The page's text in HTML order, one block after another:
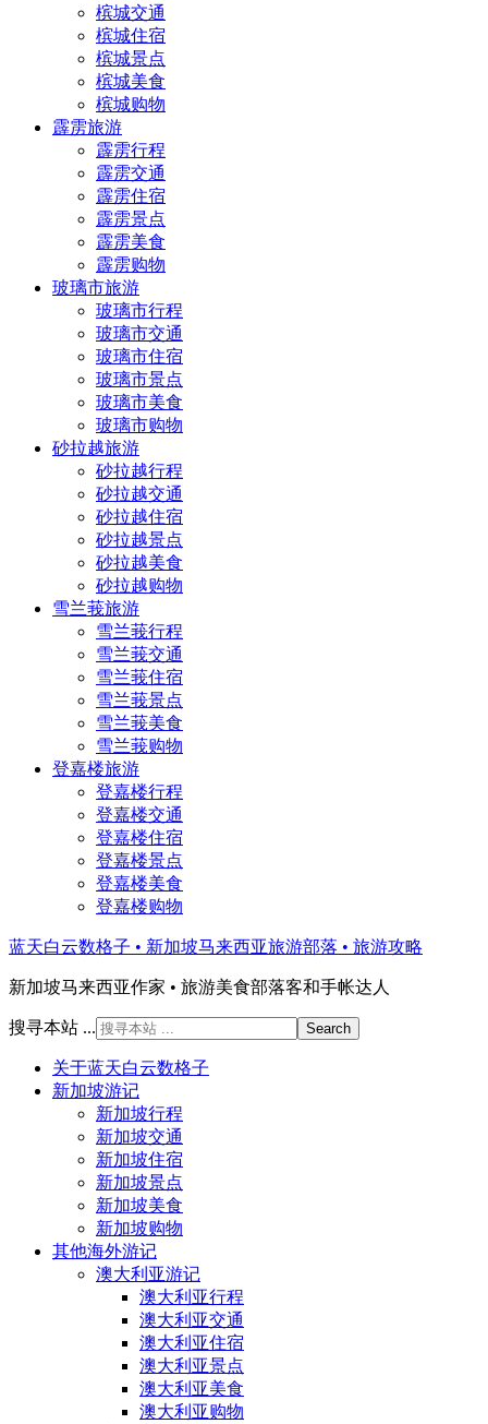
槟城交通
槟城住宿
槟城景点
槟城美食
槟城购物
霹雳旅游
霹雳行程
霹雳交通
霹雳住宿
霹雳景点
霹雳美食
霹雳购物
玻璃市旅游
玻璃市行程
玻璃市交通
玻璃市住宿
玻璃市景点
玻璃市美食
玻璃市购物
砂拉越旅游
砂拉越行程
砂拉越交通
砂拉越住宿
砂拉越景点
砂拉越美食
砂拉越购物
雪兰莪旅游
雪兰莪行程
雪兰莪交通
雪兰莪住宿
雪兰莪景点
雪兰莪美食
雪兰莪购物
登嘉楼旅游
登嘉楼行程
登嘉楼交通
登嘉楼住宿
登嘉楼景点
登嘉楼美食
登嘉楼购物
蓝天白云数格子 • 新加坡马来西亚旅游部落 • 旅游攻略
新加坡马来西亚作家 • 旅游美食部落客和手帐达人
搜寻本站 ...
关于蓝天白云数格子
新加坡游记
新加坡行程
新加坡交通
新加坡住宿
新加坡景点
新加坡美食
新加坡购物
其他海外游记
澳大利亚游记
澳大利亚行程
澳大利亚交通
澳大利亚住宿
澳大利亚景点
澳大利亚美食
澳大利亚购物